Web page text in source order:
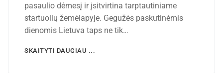
pasaulio dėmesį ir įsitvirtina tarptautiniame
startuolių žemėlapyje. Gegužės paskutinėmis
dienomis Lietuva taps ne tik…
SKAITYTI DAUGIAU ...